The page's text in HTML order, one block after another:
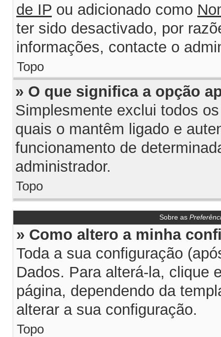
de IP ou adicionado como
ter sido desactivado, por
informações, contacte o
Topo
» O que significa a opção
Simplesmente exclui todos
quais o mantêm ligado e
funcionamento de
administrador.
Topo
Sobre as
» Como altero a minha
Toda a sua configuração
Dados. Para alterá-la, clique
página, dependendo da
alterar a sua configuração.
Topo